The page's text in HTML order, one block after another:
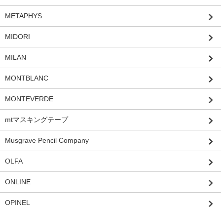
METAPHYS
MIDORI
MILAN
MONTBLANC
MONTEVERDE
mtマスキングテープ
Musgrave Pencil Company
OLFA
ONLINE
OPINEL